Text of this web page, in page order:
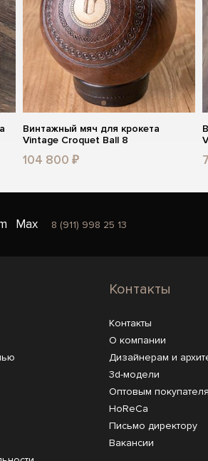
Винтажный мяч для крокета
Vintage Croquet Ball 8
104 800 ₽
Max 8 (911) 998 25 13
Контакты
Контакты
О компании
Дизайнерам и
3d-модели
Оптовым
HoReCa
Письмо директору
Вакансии